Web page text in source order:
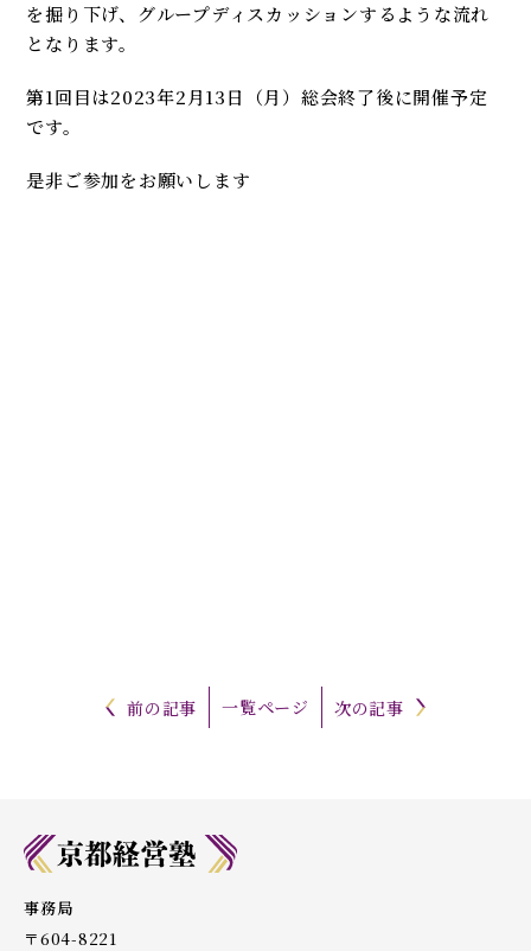
を掘り下げ、グループディスカッションするような流れ
となります。
第1回目は2023年2月13日（月）総会終了後に開催予定
です。
是非ご参加をお願いします
前の記事 一覧ページ 次の記事
事務局
〒604-8221